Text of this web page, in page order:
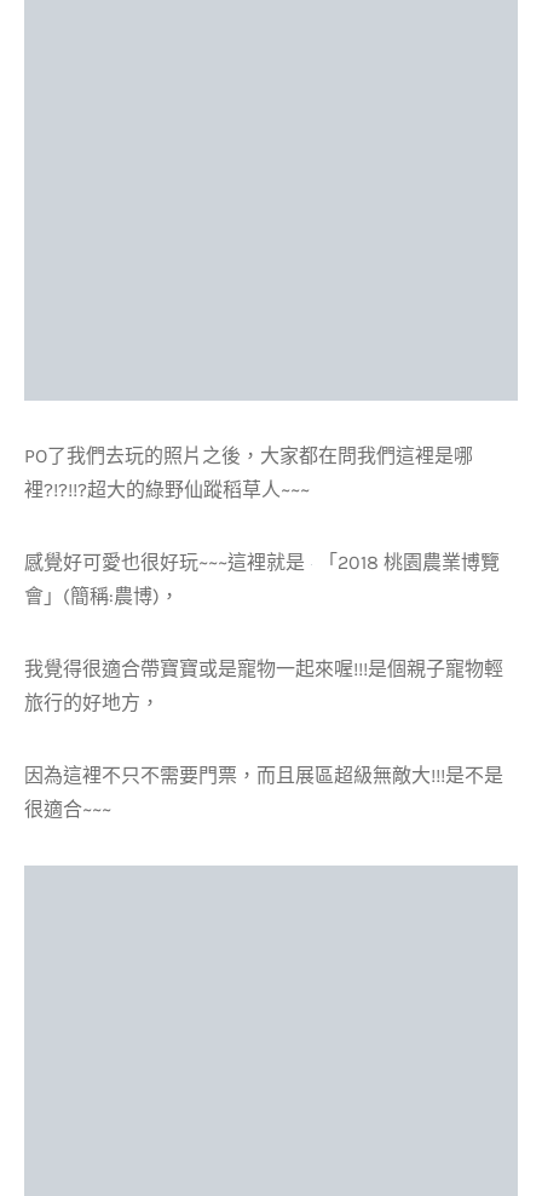
PO了我們去玩的照片之後，大家都在問我們這裡是哪
裡?!?!!?超大的綠野仙蹤稻草人~~~
感覺好可愛也很好玩~~~這裡就是
「2018 桃園農業博覽
會」(簡稱:農博)，
我覺得很適合帶寶寶或是寵物一起來喔!!!是個親子寵物輕
旅行的好地方，
因為這裡不只不需要門票，而且展區超級無敵大!!!是不是
很適合~~~